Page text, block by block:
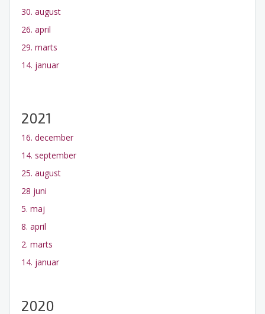
30. august
26. april
29. marts
14. januar
2021
16. december
14. september
25. august
28 juni
5. maj
8. april
2. marts
14. januar
2020